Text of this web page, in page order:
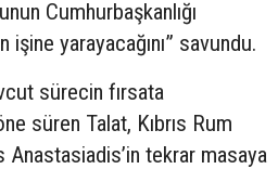
Cumhurbaşkanlığı
yarayacağını” savundu.
sürecin fırsata
süren Talat, Kıbrıs Rum
Anastasiadis’in tekrar masaya